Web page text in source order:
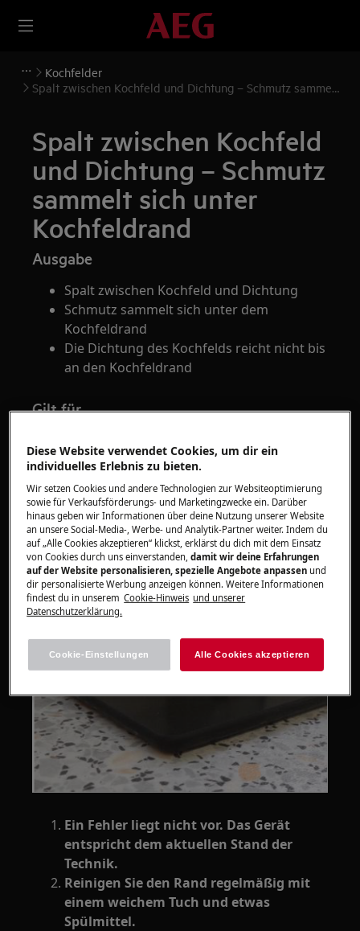
Kochfelder
Spalt zwischen Kochfeld und Dichtung – Schmutz sammelt
Spalt zwischen Kochfeld
und Dichtung – Schmutz
sammelt sich unter
Kochfeldrand
Ausgabe
Spalt zwischen Kochfeld und Dichtung
Schmutz sammelt sich unter dem
Kochfeldrand
Die Dichtung des Kochfelds reicht nicht bis
an den Kochfeldrand
Gilt für
Rahmen
Lösung
Das Bild unten zeigt den Spalt bei einem
ordnungsgemäß eingebauten,
rahmenlosen Kochfeld.
Ein Fehler liegt nicht vor. Das Gerät
entspricht dem aktuellen Stand der
Technik.
Reinigen Sie den Rand regelmäßig mit
einem weichem Tuch und etwas
Spülmittel.
Diese Website verwendet Cookies, um dir ein
individuelles Erlebnis zu bieten.
Wir setzen Cookies und andere Technologien zur Websiteoptimierung
sowie für Verkaufsförderungs- und Marketingzwecke ein. Darüber
hinaus geben wir Informationen über deine Nutzung unserer Website
an unsere Social-Media-, Werbe- und Analytik-Partner weiter. Indem du
auf „Alle Cookies akzeptieren“ klickst, erklärst du dich mit dem Einsatz
von Cookies durch uns einverstanden,damit wir deine Erfahrungen
auf der Website personalisieren, spezielle Angebote anpassen und
dir personalisierte Werbung anzeigen können. Weitere Informationen
findest du in unserem Cookie-Hinweis und unserer
Datenschutzerklärung.
Cookie-Einstellungen Alle Cookies akzeptieren